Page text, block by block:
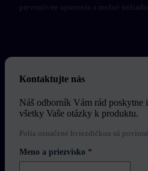
preventívne opatrenia a možné
Kontaktujte nás
Náš odborník Vám rád poskytne
všetky Vaše otázky k produktu.
Polia označené hviezdičkou sú povinné.
Meno a priezvisko *